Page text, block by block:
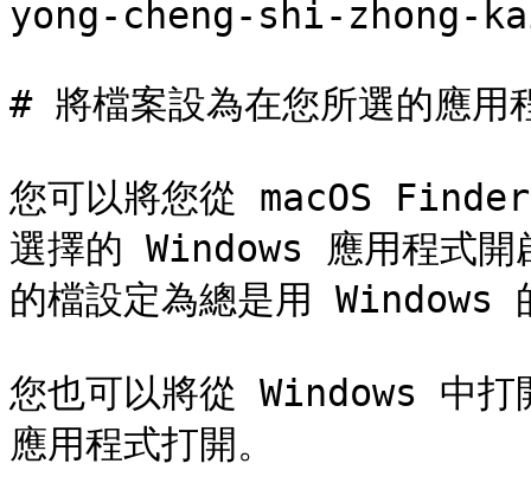
yong-cheng-shi-zhong-
# 將檔案設為在您所選的應用
您可以將您從 macOS
選擇的 Windows 應用程式
的檔設定為總是用 Windows
您也可以將從 Windows 中打
應用程式打開。